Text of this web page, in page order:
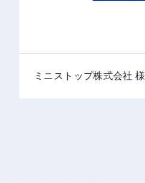
ミニストップ株式会社 様